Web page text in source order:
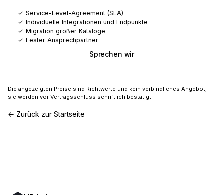
Service-Level-Agreement (SLA)
Individuelle Integrationen und Endpunkte
Migration großer Kataloge
Fester Ansprechpartner
Sprechen wir
Die angezeigten Preise sind Richtwerte und kein verbindliches Angebot;
sie werden vor Vertragsschluss schriftlich bestätigt.
← Zurück zur Startseite